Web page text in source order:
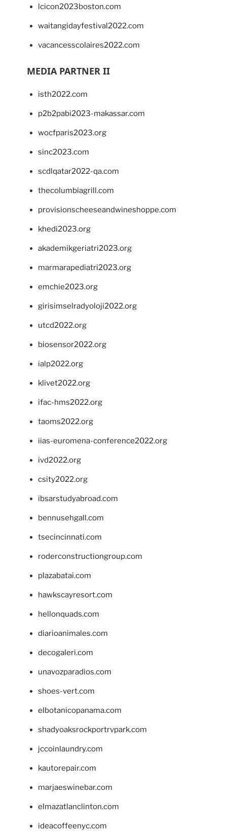
lcicon2023boston.com
waitangidayfestival2022.com
vacancesscolaires2022.com
MEDIA PARTNER II
isth2022.com
p2b2pabi2023-makassar.com
wocfparis2023.org
sinc2023.com
scdlqatar2022-qa.com
thecolumbiagrill.com
provisionscheeseandwineshoppe.com
khedi2023.org
akademikgeriatri2023.org
marmarapediatri2023.org
emchie2023.org
girisimselradyoloji2022.org
utcd2022.org
biosensor2022.org
ialp2022.org
klivet2022.org
ifac-hms2022.org
taoms2022.org
iias-euromena-conference2022.org
ivd2022.org
csity2022.org
ibsarstudyabroad.com
bennusehgall.com
tsecincinnati.com
roderconstructiongroup.com
plazabatai.com
hawkscayresort.com
hellonquads.com
diarioanimales.com
decogaleri.com
unavozparadios.com
shoes-vert.com
elbotanicopanama.com
shadyoaksrockportrvpark.com
jccoinlaundry.com
kautorepair.com
marjaeswinebar.com
elmazatlanclinton.com
ideacoffeenyc.com